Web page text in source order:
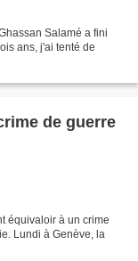
Salamé a fini
ans, j'ai tenté de
de guerre
équivaloir à un crime
Lundi à Genève, la